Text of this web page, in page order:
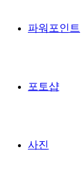
파워포인트
포토샵
사진